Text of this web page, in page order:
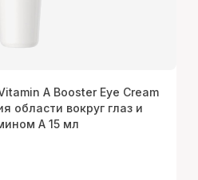
A Booster Eye Cream
области вокруг глаз и
А 15 мл